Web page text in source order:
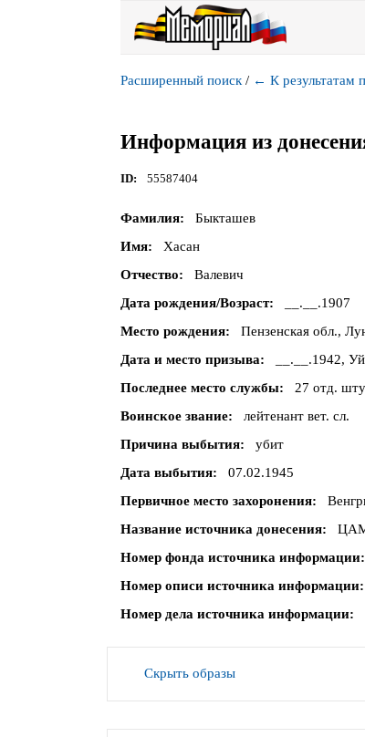
Расширенный поиск / ← К результатам
Информация из
ID 55587404
Фамилия
Быкташев
Имя
Хасан
Отчество
Валевич
Дата рождения/Возраст
__.__.1907
Место рождения
Пензенская обл.,
Дата и место призыва
__.__.1942,
Последнее место службы
27 отд.
Воинское звание
лейтенант вет. сл.
Причина выбытия
убит
Дата выбытия
07.02.1945
Первичное место захоронения
Название источника донесения
Номер фонда источника информации
Номер описи источника информации
Номер дела источника информации
Скрыть образы